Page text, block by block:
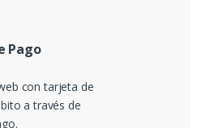
Pago
con tarjeta de
a través de